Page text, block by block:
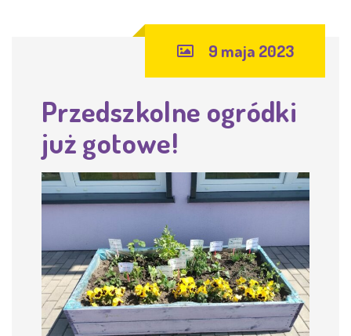
9 maja 2023
Przedszkolne ogródki
już gotowe!